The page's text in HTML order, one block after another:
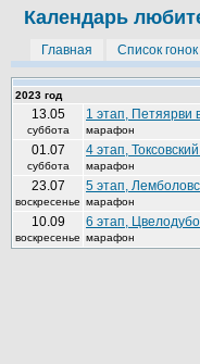
Календарь
Главная Список гонок
2023 год
13.05
суббота
1 этап, Петяярви
марафон
01.07
суббота
4 этап,
марафон
23.07
воскресенье
5 этап,
марафон
10.09
воскресенье
6 этап,
марафон